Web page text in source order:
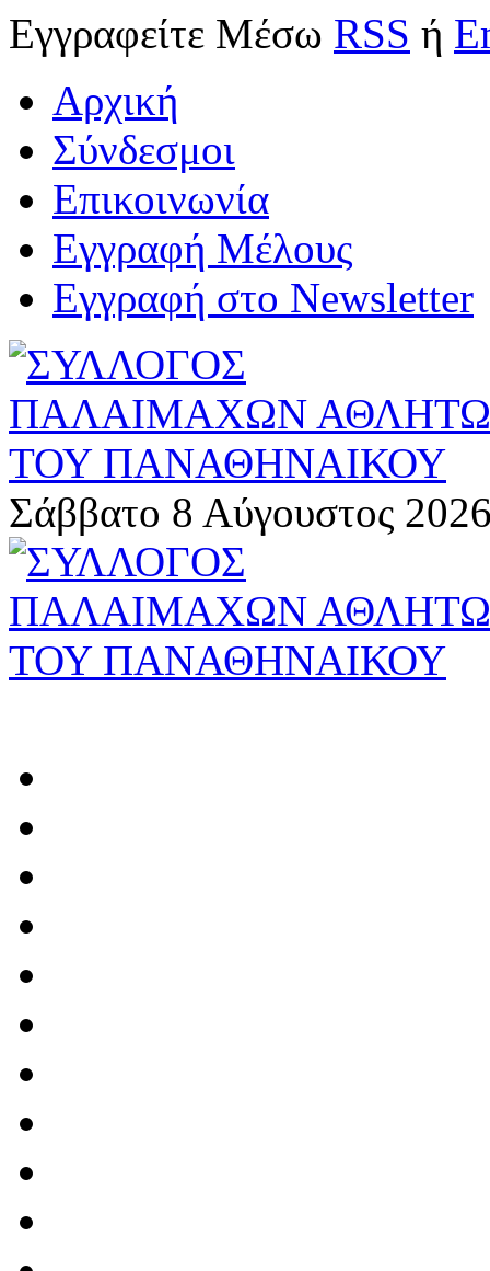
Εγγραφείτε Μέσω RSS ή
Αρχική
Σύνδεσμοι
Επικοινωνία
Εγγραφή Μέλους
Εγγραφή στο Newsletter
Σάββατο 8 Αύγουστος